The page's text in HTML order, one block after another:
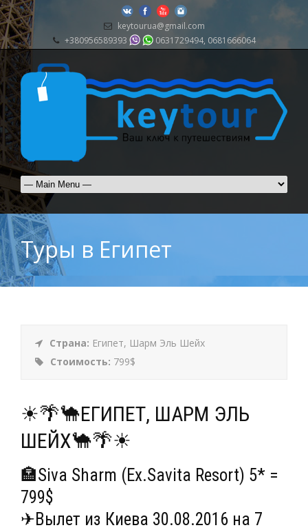
keytourua@gmail.com
+380956589393
0631729494, 0681666064
Туры в Египет
Страна: Египет, Шарм Эль Шейх
Стоимость: 799$
☀🌴🐪ЕГИПЕТ, ШАРМ ЭЛЬ
ШЕЙХ🐪🌴☀
🏣Siva Sharm (Ex.Savita Resort) 5* =
799$
✈Вылет из Киева 30.08.2016 на 7